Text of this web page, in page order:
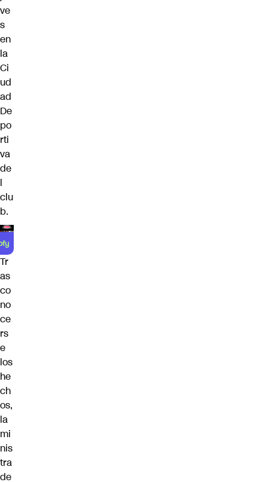
ve
s
en
la
Ci
ud
ad
De
po
rti
va
de
l
clu
b.
Tr
as
co
no
ce
rs
e
los
he
ch
os,
la
mi
nis
tra
de